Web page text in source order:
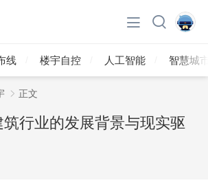
线 楼宇自控 人工智能 智慧城
正文
行业的发展背景与现实驱